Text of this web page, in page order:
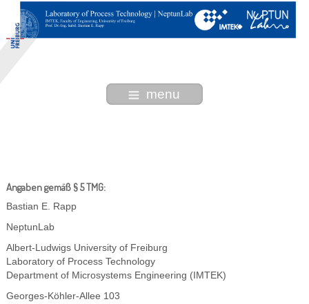
menu
Angaben gemäß § 5 TMG:
Bastian E. Rapp
NeptunLab
Albert-Ludwigs University of Freiburg
Laboratory of Process Technology
Department of Microsystems Engineering (IMTEK)
Georges-Köhler-Allee 103